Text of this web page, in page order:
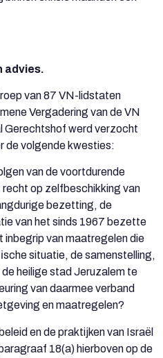
advies.
van 87 VN-lidstaten
Vergadering van de VN
Gerechtshof werd verzocht
de volgende kwesties:
van de voortdurende
op zelfbeschikking van
bezetting, de
van het sinds 1967 bezette
van maatregelen die
situatie, de samenstelling,
heilige stad Jeruzalem te
van daarmee verband
en maatregelen?
en de praktijken van Israël
18(a) hierboven op de